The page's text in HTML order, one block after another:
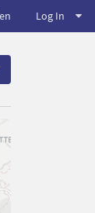
Log In